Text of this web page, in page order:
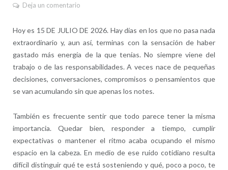
Deja un comentario
Hoy es 15 DE JULIO DE 2026. Hay días en los que no pasa nada
extraordinario y, aun así, terminas con la sensación de haber
gastado más energía de la que tenías. No siempre viene del
trabajo o de las responsabilidades. A veces nace de pequeñas
decisiones, conversaciones, compromisos o pensamientos que
se van acumulando sin que apenas los notes.
También es frecuente sentir que todo parece tener la misma
importancia. Quedar bien, responder a tiempo, cumplir
expectativas o mantener el ritmo acaba ocupando el mismo
espacio en la cabeza. En medio de ese ruido cotidiano resulta
difícil distinguir qué te está sosteniendo y qué, poco a poco, te